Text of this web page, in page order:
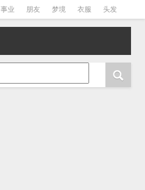
事业 朋友 梦境 衣服 头发